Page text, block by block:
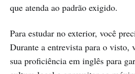
que atenda ao padrão exigido.
Para estudar no exterior, você
Durante a entrevista para o visto,
sua proficiência em inglês para